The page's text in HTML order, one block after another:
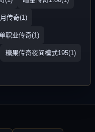
传奇(1)
职业传奇(1)
糖果传奇夜间模式195(1)